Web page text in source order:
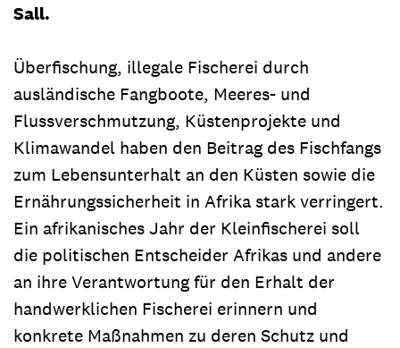
Sall.
Überfischung, illegale Fischerei durch
ausländische Fangboote, Meeres- und
Flussverschmutzung, Küstenprojekte und
Klimawandel haben den Beitrag des Fischfangs
zum Lebensunterhalt an den Küsten sowie die
Ernährungssicherheit in Afrika stark verringert.
Ein afrikanisches Jahr der Kleinfischerei soll
die politischen Entscheider Afrikas und andere
an ihre Verantwortung für den Erhalt der
handwerklichen Fischerei erinnern und
konkrete Maßnahmen zu deren Schutz und